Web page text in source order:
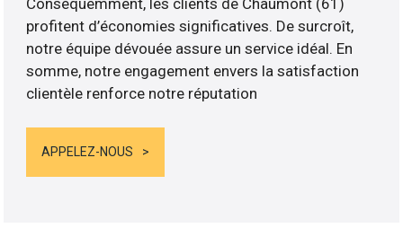
profitent d’économies significatives. De surcroît,
notre équipe dévouée assure un service idéal. En
somme, notre engagement envers la satisfaction
clientèle renforce notre réputation
APPELEZ-NOUS